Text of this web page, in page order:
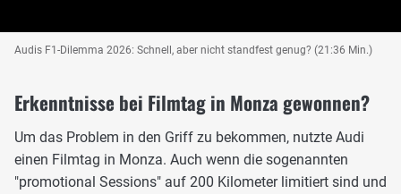
Audis F1-Dilemma 2026: Schnell, aber nicht standfest genug? (21:36 Min.)
Erkenntnisse bei Filmtag in Monza gewonnen?
Um das Problem in den Griff zu bekommen, nutzte Audi
einen Filmtag in Monza. Auch wenn die sogenannten
"promotional Sessions" auf 200 Kilometer limitiert sind und